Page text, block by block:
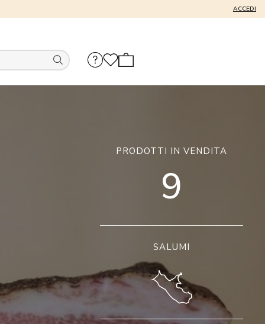
ACCEDI
PRODOTTI IN VENDITA
9
SALUMI